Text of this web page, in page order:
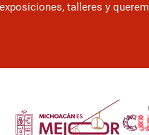
talleres y